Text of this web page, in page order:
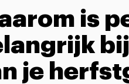
is
je